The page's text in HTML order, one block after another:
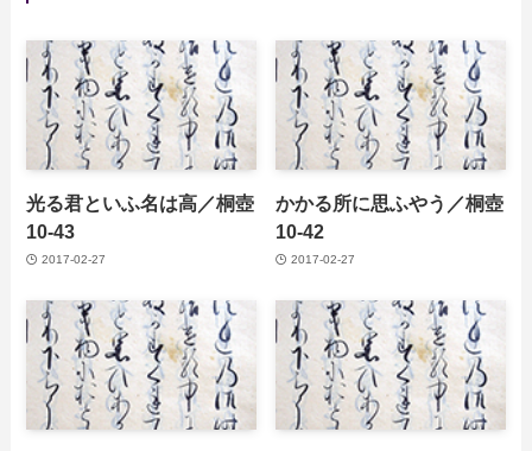
光る君といふ名は高／桐壺
10-43
2017-02-27
かかる所に思ふやう／桐壺
10-42
2017-02-27